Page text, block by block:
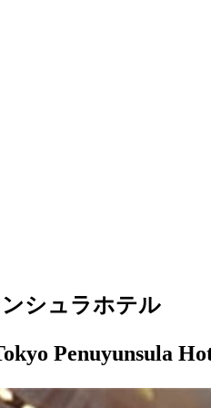
シュラホテル
Penuyunsula